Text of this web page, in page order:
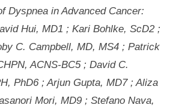
Dyspnea in Advanced Cancer:
Hui, MD1 ; Kari Bohlke, ScD2 ;
C. Campbell, MD, MS4 ; Patrick
ACNS-BC5 ; David C.
PhD6 ; Arjun Gupta, MD7 ; Aliza
Mori, MD9 ; Stefano Nava,